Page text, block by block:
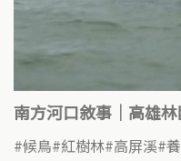
南方河口敘事｜高雄
候鳥 紅樹林 高屏溪